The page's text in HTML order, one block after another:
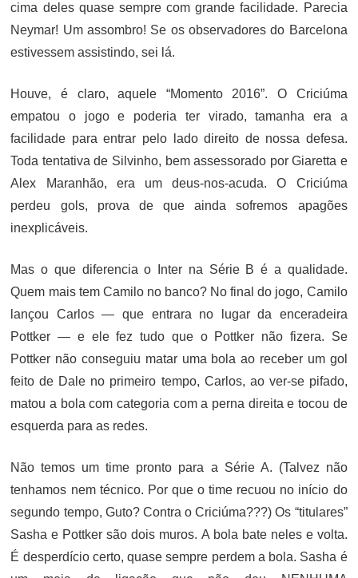
cima deles quase sempre com grande facilidade. Parecia
Neymar! Um assombro! Se os observadores do Barcelona
estivessem assistindo, sei lá.
Houve, é claro, aquele “Momento 2016”. O Criciúma
empatou o jogo e poderia ter virado, tamanha era a
facilidade para entrar pelo lado direito de nossa defesa.
Toda tentativa de Silvinho, bem assessorado por Giaretta e
Alex Maranhão, era um deus-nos-acuda. O Criciúma
perdeu gols, prova de que ainda sofremos apagões
inexplicáveis.
Mas o que diferencia o Inter na Série B é a qualidade.
Quem mais tem Camilo no banco? No final do jogo, Camilo
lançou Carlos — que entrara no lugar da enceradeira
Pottker — e ele fez tudo que o Pottker não fizera. Se
Pottker não conseguiu matar uma bola ao receber um gol
feito de Dale no primeiro tempo, Carlos, ao ver-se pifado,
matou a bola com categoria com a perna direita e tocou de
esquerda para as redes.
Não temos um time pronto para a Série A. (Talvez não
tenhamos nem técnico. Por que o time recuou no início do
segundo tempo, Guto? Contra o Criciúma???) Os “titulares”
Sasha e Pottker são dois muros. A bola bate neles e volta.
É desperdício certo, quase sempre perdem a bola. Sasha é